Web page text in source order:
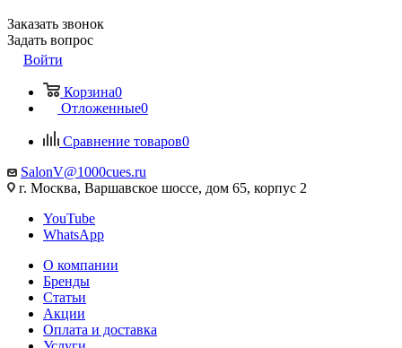
Заказать звонок
Задать вопрос
Войти
Корзина0
Отложенные0
Сравнение товаров0
SalonV@1000cues.ru
г. Москва, Варшавское шоссе, дом 65, корпус 2
YouTube
WhatsApp
О компании
Бренды
Статьи
Акции
Оплата и доставка